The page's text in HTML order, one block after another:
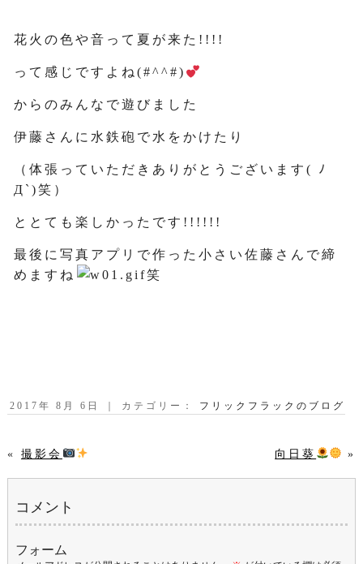
花火の色や音って夏が来た!!!!
って感じですよね(#^^#)
からのみんなで遊びました
伊藤さんに水鉄砲で水をかけたり
（体張っていただきありがとうございます( ﾉ
Д`)笑）
ととても楽しかったです!!!!!!
最後に写真アプリで作った小さい佐藤さんで締
めますね
笑
2017年 8月 6日 ｜ カテゴリー： フリックフラックのブログ
« 撮影会 向日葵 »
コメント
フォーム